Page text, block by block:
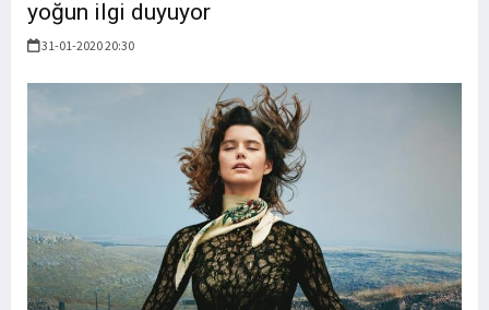
yoğun ilgi duyuyor
31-01-2020 20:30